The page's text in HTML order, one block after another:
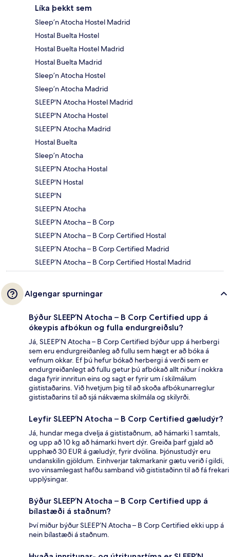
Líka þekkt sem
Sleep’n Atocha Hostel Madrid
Hostal Buelta Hostel
Hostal Buelta Hostel Madrid
Hostal Buelta Madrid
Sleep’n Atocha Hostel
Sleep’n Atocha Madrid
SLEEP'N Atocha Hostel Madrid
SLEEP'N Atocha Hostel
SLEEP'N Atocha Madrid
Hostal Buelta
Sleep’n Atocha
SLEEP'N Atocha Hostal
SLEEP'N Hostal
SLEEP'N
SLEEP'N Atocha
SLEEP’N Atocha – B Corp
SLEEP’N Atocha – B Corp Certified Hostal
SLEEP’N Atocha – B Corp Certified Madrid
SLEEP’N Atocha – B Corp Certified Hostal Madrid
Algengar spurningar
Býður SLEEP’N Atocha – B Corp Certified upp á
ókeypis afbókun og fulla endurgreiðslu?
Já, SLEEP’N Atocha – B Corp Certified býður upp á herbergi
sem eru endurgreiðanleg að fullu sem hægt er að bóka á
vefnum okkar. Ef þú hefur bókað herbergi á verði sem er
endurgreiðanlegt að fullu getur þú afbókað allt niður í nokkra
daga fyrir innritun eins og sagt er fyrir um í skilmálum
gististaðarins. Við hvetjum þig til að skoða afbókunarreglur
gististaðarins til að sjá nákvæma skilmála og skilyrði.
Leyfir SLEEP’N Atocha – B Corp Certified gæludýr?
Já, hundar mega dvelja á gististaðnum, að hámarki 1 samtals,
og upp að 10 kg að hámarki hvert dýr. Greiða þarf gjald að
upphæð 30 EUR á gæludýr, fyrir dvölina. Þjónustudýr eru
undanskilin gjöldum. Einhverjar takmarkanir gætu verið í gildi,
svo vinsamlegast hafðu samband við gististaðinn til að fá frekari
upplýsingar.
Býður SLEEP’N Atocha – B Corp Certified upp á
bílastæði á staðnum?
Því miður býður SLEEP’N Atocha – B Corp Certified ekki upp á
nein bílastæði á staðnum.